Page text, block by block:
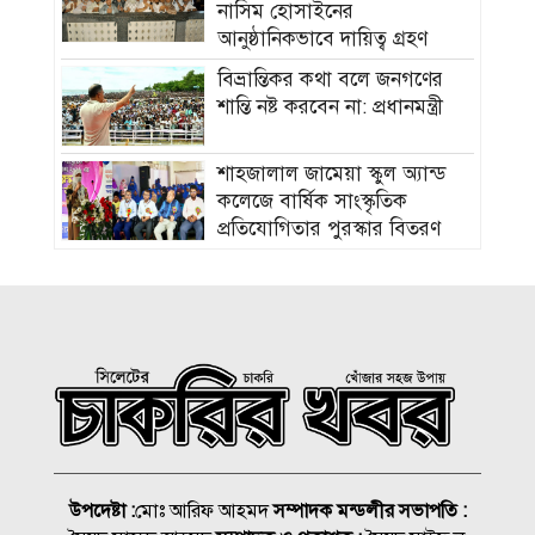
নাসিম হোসাইনের
আনুষ্ঠানিকভাবে দায়িত্ব গ্রহণ
বিভ্রান্তিকর কথা বলে জনগণের
শান্তি নষ্ট করবেন না: প্রধানমন্ত্রী
শাহজালাল জামেয়া স্কুল অ্যান্ড
কলেজে বার্ষিক সাংস্কৃতিক
প্রতিযোগিতার পুরস্কার বিতরণ
প্রাথমিকের শিক্ষার্থীদের বিনামূল্যে
ইউনিফর্ম বিতরণ শুরু ১৬ আগস্ট
উপদেষ্টা :মোঃ আরিফ আহমদসম্পাদক মন্ডলীর সভাপতি :